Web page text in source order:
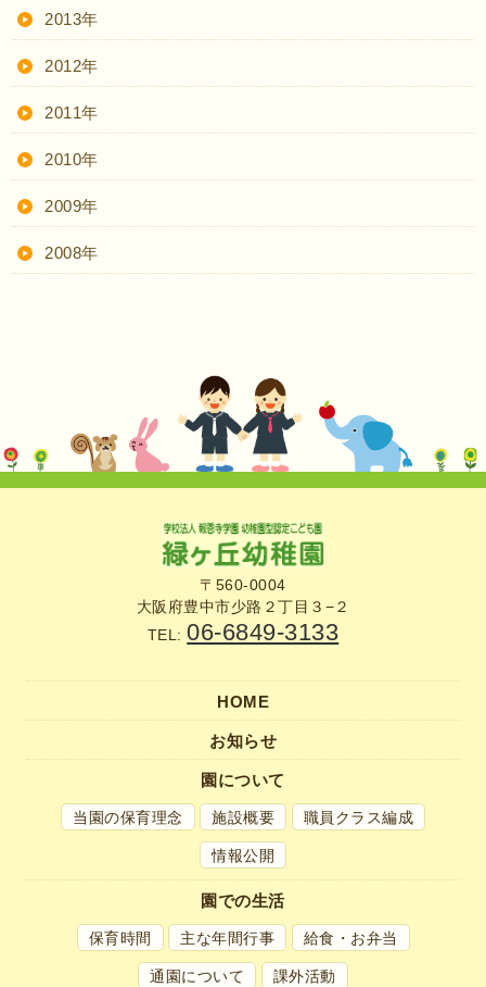
2013年
2012年
2011年
2010年
2009年
2008年
〒560-0004
大阪府豊中市少路２丁目３−２
TEL:06-6849-3133
HOME
お知らせ
園について
当園の保育理念 施設概要 職員クラス編成
情報公開
園での生活
保育時間 主な年間行事 給食・お弁当
通園について 課外活動